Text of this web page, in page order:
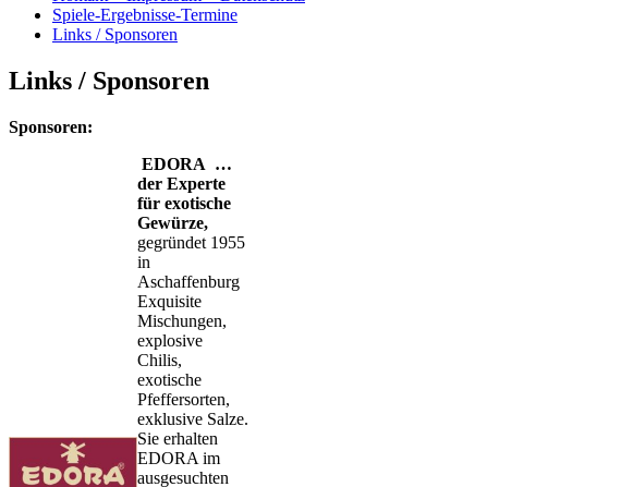
Spiele-Ergebnisse-Termine
Links / Sponsoren
Links / Sponsoren
Sponsoren:
EDORA …
der Experte
für exotische
Gewürze,
gegründet 1955
in
Aschaffenburg
Exquisite
Mischungen,
explosive
Chilis,
exotische
Pfeffersorten,
exklusive Salze.
Sie erhalten
EDORA im
ausgesuchten